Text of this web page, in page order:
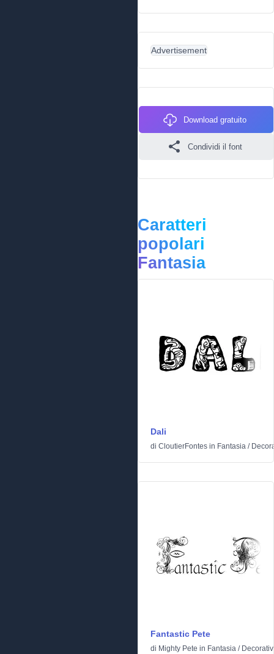
Advertisement
Download gratuito
Condividi il font
Caratteri
popolari
Fantasia
Dali
di CloutierFontes in Fantasia /
Fantastic Pete
di Mighty Pete in Fantasia /